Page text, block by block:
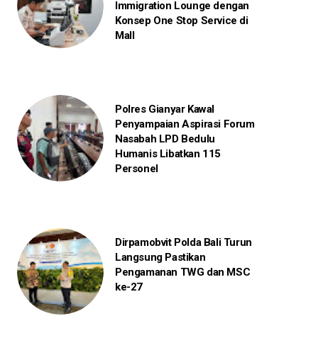
Immigration Lounge dengan
Konsep One Stop Service di
Mall
Polres Gianyar Kawal
Penyampaian Aspirasi Forum
Nasabah LPD Bedulu
Humanis Libatkan 115
Personel
Dirpamobvit Polda Bali Turun
Langsung Pastikan
Pengamanan TWG dan MSC
ke-27